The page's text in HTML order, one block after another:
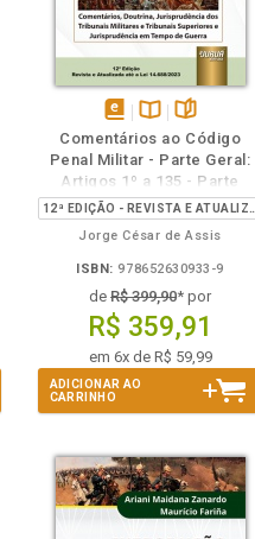
disponível
em
eBook
Disponível
na
B.V.
páginas
Comentários ao Código
Penal Militar - Parte Geral:
Artigos 1º a 135 - Parte
Especial: Artigos 136 a 410
Jorge César de Assis
ISBN: 978652630933-9
deR$ 399,90* por
R$ 359,91
em 6x de R$ 59,99
ADICIONAR AO
CARRINHO